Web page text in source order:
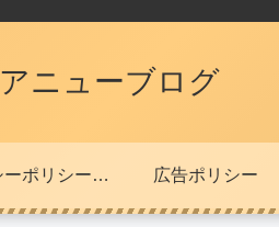
アニューブログ
プライバシーポリシー・免責事項 広告ポリシー